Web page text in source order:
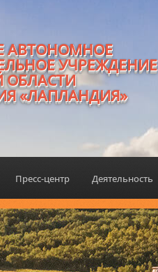
АВТОНОМНОЕ
УЧРЕЖДЕНИЕ
«ЛАПЛАНДИЯ»
Пресс-центр Деятельность